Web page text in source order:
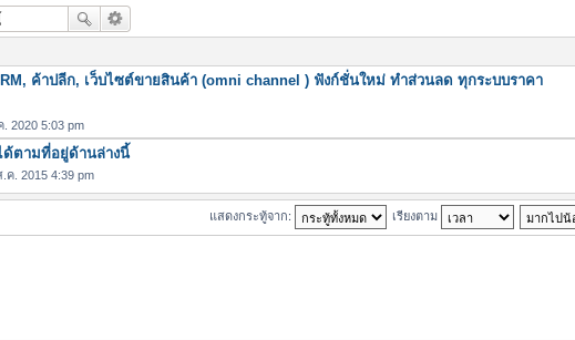
ค้าปลีก, เว็บไซต์ขายสินค้า (omni channel ) ฟังก์ชั่นใหม่ ทำส่วนลด ทุกระบบราคา
2020 5:03 pm
ด้ตามที่อยู่ด้านล่างนี้
.ค. 2015 4:39 pm
แสดงกระทู้จาก: เรียงตาม